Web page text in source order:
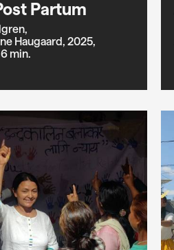
Partum
Haugaard, 2025,
min.